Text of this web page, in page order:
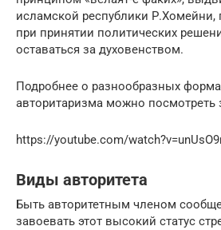
исламской республики Р.Хомейни,
при принятии политических
оставаться за духовенством.
Подробнее о разнообразных
авторитаризма можно посмотреть
https://youtube.com/
Виды авторитета
Быть авторитетным членом
завоевать этот высокий статус